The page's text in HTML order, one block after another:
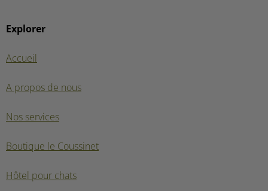
Explorer
Accueil
A propos de nous
Nos services
Boutique le Coussinet
Hôtel pour chats